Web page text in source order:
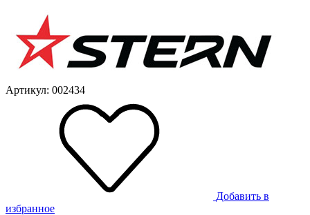
Артикул: 002434
Добавить в
избранное